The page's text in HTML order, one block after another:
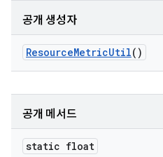
공개 생성자
ResourceMetricUtil()
공개 메서드
static float